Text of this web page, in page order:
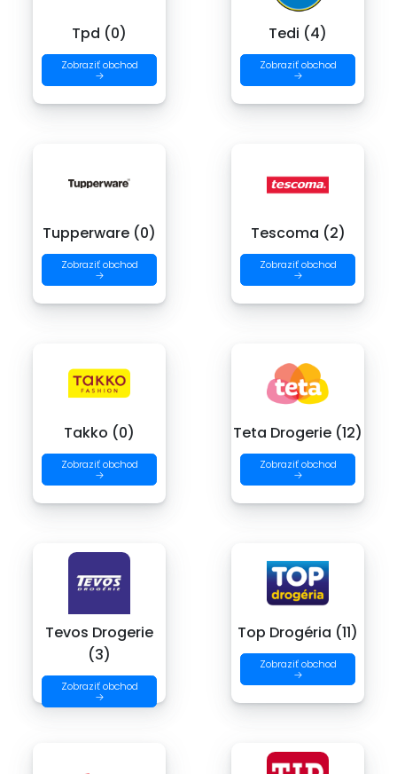
Tpd (0)
Zobraziť obchod
→
Tedi (4)
Zobraziť obchod
→
Tupperware (0)
Zobraziť obchod
→
Tescoma (2)
Zobraziť obchod
→
Takko (0)
Zobraziť obchod
→
Teta Drogerie (12)
Zobraziť obchod
→
Tevos Drogerie
(3)
Zobraziť obchod
→
Top Drogéria (11)
Zobraziť obchod
→